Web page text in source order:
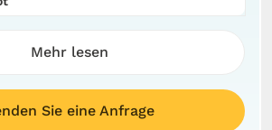
Mehr lesen
Sie eine Anfrage